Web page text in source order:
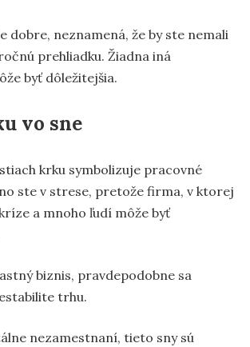
dobre, neznamená, že by ste nemali
prehliadku. Žiadna iná
byť dôležitejšia.
vo sne
krku symbolizuje pracovné
ste v strese, pretože firma, v ktorej
a mnoho ľudí môže byť
biznis, pravdepodobne sa
trhu.
nezamestnaní, tieto sny sú